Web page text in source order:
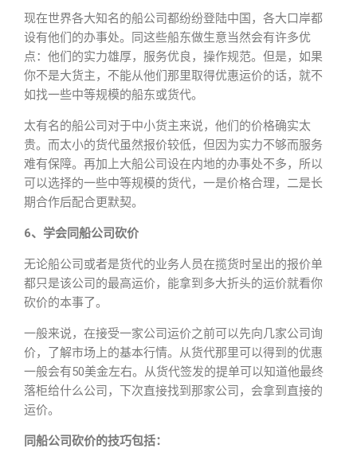
现在世界各大知名的船公司都纷纷登陆中国，各大口岸都
设有他们的办事处。同这些船东做生意当然会有许多优
点：他们的实力雄厚，服务优良，操作规范。但是，如果
你不是大货主，不能从他们那里取得优惠运价的话，就不
如找一些中等规模的船东或货代。
太有名的船公司对于中小货主来说，他们的价格确实太
贵。而太小的货代虽然报价较低，但因为实力不够而服务
难有保障。再加上大船公司设在内地的办事处不多，所以
可以选择的一些中等规模的货代，一是价格合理，二是长
期合作后配合更默契。
6、学会同船公司砍价
无论船公司或者是货代的业务人员在揽货时呈出的报价单
都只是该公司的最高运价，能拿到多大折头的运价就看你
砍价的本事了。
一般来说，在接受一家公司运价之前可以先向几家公司询
价，了解市场上的基本行情。从货代那里可以得到的优惠
一般会有50美金左右。从货代签发的提单可以知道他最终
落柜给什么公司，下次直接找到那家公司，会拿到直接的
运价。
同船公司砍价的技巧包括：